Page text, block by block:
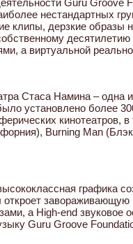
нестандартных
клипы, дерзкие образы
а виртуальной
Стаса Намина – одна
установлено более
кинотеатров,
Burning Man
графика
откроет
а High-end звуковое
Guru Groove